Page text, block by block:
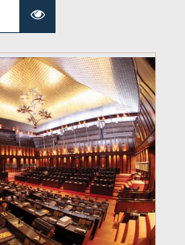
பா.உ.